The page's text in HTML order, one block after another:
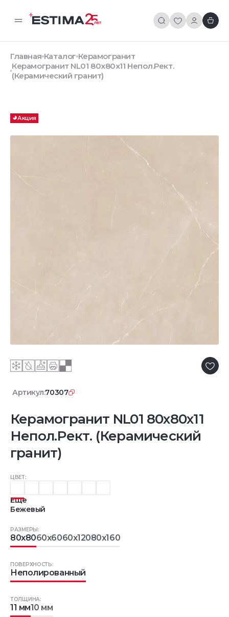
Главная Каталог Керамогранит
Керамогранит NL01 80x80x11 Непол.Рект.
(Керамический гранит)
Акция
Артикул:70307
Керамогранит NL01 80x80x11
Непол.Рект. (Керамический
гранит)
ЦВЕТ:
Еще
Бежевый
РАЗМЕРЫ:
80x8060x6060x12080x160
ТОЛЩИНА:
11 мм10 мм
ПОВЕРХНОСТЬ:
Неполированный